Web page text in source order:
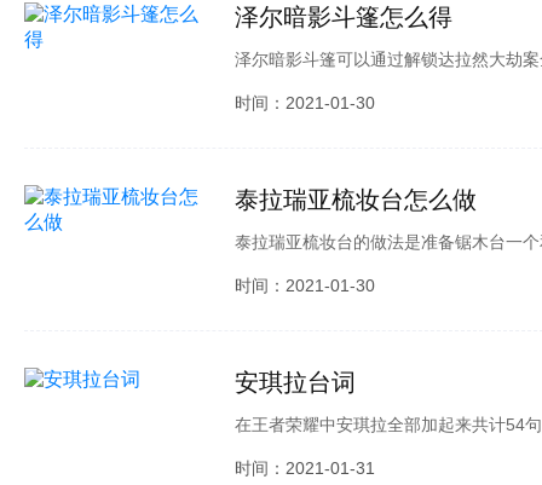
泽尔暗影斗篷怎么得
泽尔暗影斗篷可以通过解锁达拉然大劫
则可以通过花费1600尘来合成普通的泽
时间：2021-01-30
泰拉瑞亚梳妆台怎么做
泰拉瑞亚梳妆台的做法是准备锯木台一
通梳妆台。
时间：2021-01-30
安琪拉台词
在王者荣耀中安琪拉全部加起来共计54
改改又是一年；知识就是力量；一不小
时间：2021-01-31